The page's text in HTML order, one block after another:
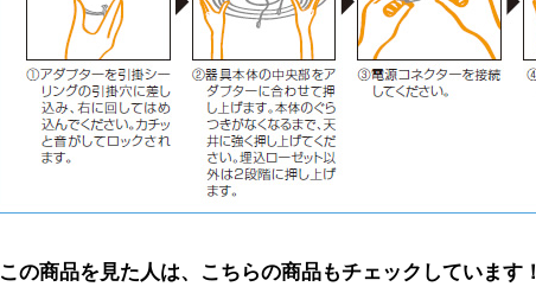
この商品を見た人は、こちらの商品もチェックしています！